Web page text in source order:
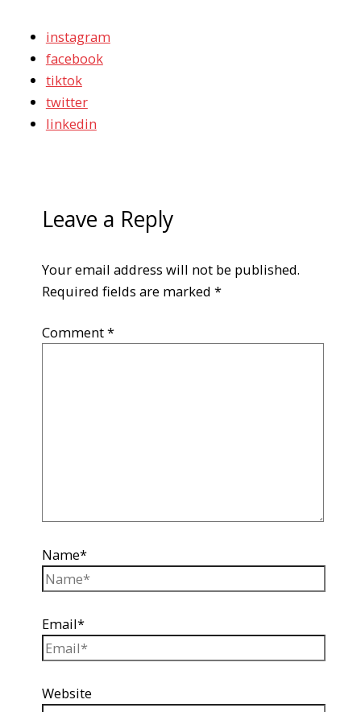
instagram
facebook
tiktok
twitter
linkedin
Leave a Reply
Your email address will not be published.
Required fields are marked *
Comment*
Name*
Email*
Website